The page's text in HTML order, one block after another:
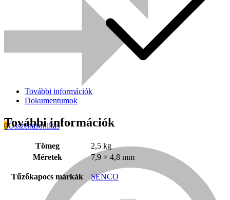
Everwin
0Összehasonlítás
További információk
Dokumentumok
További információk
Tömeg
2,5 kg
Méretek
7,9 × 4,8 mm
Tűzőkapocs márkák SENCO